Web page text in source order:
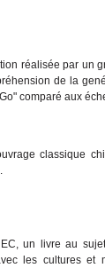
réalisée par un
de la
comparé aux
classique
un livre au
les cultures et